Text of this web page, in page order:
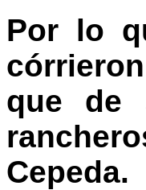
Por lo
que de
Cepeda.